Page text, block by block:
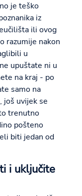
je teško
iz
ili ovog
razumije nakon
u
upuštate ni u
na kraj - po
samo na
još uvijek se
trenutno
pošteno
biti jedan od
i uključite